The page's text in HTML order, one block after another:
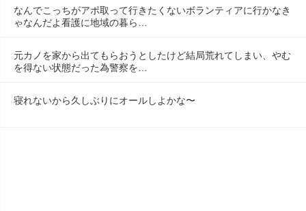
なんでこっちがアポ取って行きたくないボランティアに行かなき
ゃなんだよ看護に地域の暮ら…
元カノを家から出てもらおうとしたけど結局荒れてしまい、やむ
を得ない状態だった為警察を…
寝れないから久しぶりにオールしよかな〜